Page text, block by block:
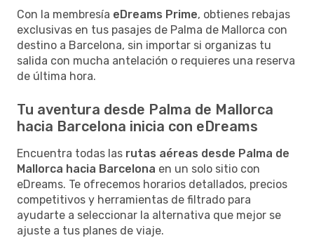
Con la membresía eDreams Prime, obtienes rebajas
exclusivas en tus pasajes de Palma de Mallorca con
destino a Barcelona, sin importar si organizas tu
salida con mucha antelación o requieres una reserva
de última hora.
Tu aventura desde Palma de Mallorca
hacia Barcelona inicia con eDreams
Encuentra todas las rutas aéreas desde Palma de
Mallorca hacia Barcelona en un solo sitio con
eDreams. Te ofrecemos horarios detallados, precios
competitivos y herramientas de filtrado para
ayudarte a seleccionar la alternativa que mejor se
ajuste a tus planes de viaje.